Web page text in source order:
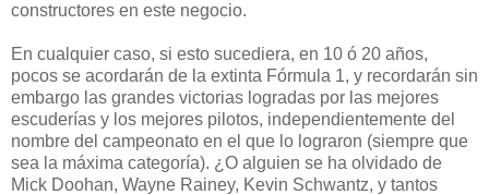
constructores en este negocio.
En cualquier caso, si esto sucediera, en 10 ó 20 años,
pocos se acordarán de la extinta Fórmula 1, y recordarán sin
embargo las grandes victorias logradas por las mejores
escuderías y los mejores pilotos, independientemente del
nombre del campeonato en el que lo lograron (siempre que
sea la máxima categoría). ¿O alguien se ha olvidado de
Mick Doohan, Wayne Rainey, Kevin Schwantz, y tantos